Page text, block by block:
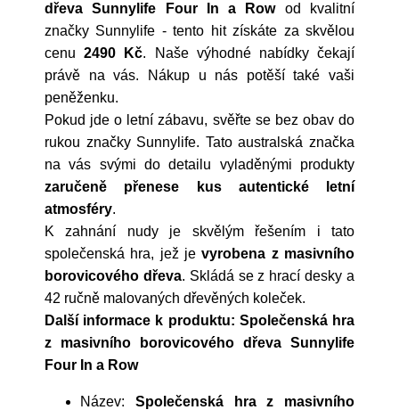
dřeva Sunnylife Four In a Rowod kvalitní
značky Sunnylife - tento hit získáte za skvělou
cenu2490 Kč. Naše výhodné nabídky čekají
právě na vás. Nákup u nás potěší také vaši
peněženku.
Pokud jde o letní zábavu, svěřte se bez obav do
rukou značky Sunnylife. Tato australská značka
na vás svými do detailu vyladěnými produkty
zaručeně přenese kus autentické letní
atmosféry.
K zahnání nudy je skvělým řešením i tato
společenská hra, jež jevyrobena z masivního
borovicového dřeva. Skládá se z hrací desky a
42 ručně malovaných dřevěných koleček.
Další informace k produktu: Společenská hra
z masivního borovicového dřeva Sunnylife
Four In a Row
Název: Společenská hra z masivního